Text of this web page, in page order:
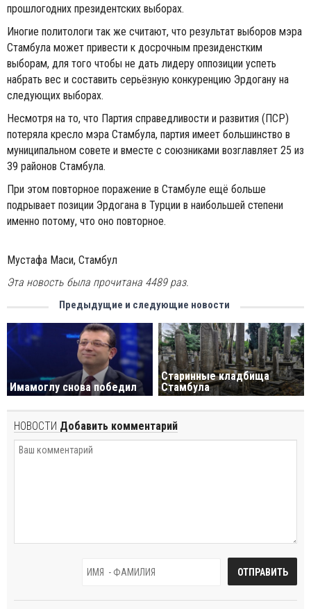
прошлогодних президентских выборах.
Иногие политологи так же считают, что результат выборов мэра
Стамбула может привести к досрочным президенстким
выборам, для того чтобы не дать лидеру оппозиции успеть
набрать вес и составить серьёзную конкуренцию Эрдогану на
следующих выборах.
Несмотря на то, что Партия справедливости и развития (ПСР)
потеряла кресло мэра Стамбула, партия имеет большинство в
муниципальном совете и вместе с союзниками возглавляет 25 из
39 районов Стамбула.
При этом повторное поражение в Стамбуле ещё больше
подрывает позиции Эрдогана в Турции в наибольшей степени
именно потому, что оно повторное.
Мустафа Маси, Стамбул
Эта новость была прочитана 4489 раз.
Предыдущие и следующие новости
Имамоглу снова победил
Старинные кладбища
Стамбула
НОВОСТИ Добавить комментарий